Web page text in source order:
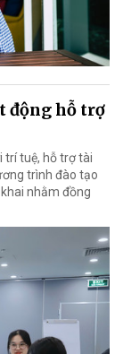
động hỗ trợ
trí tuệ, hỗ trợ tài
trình đào tạo
nhằm đồng